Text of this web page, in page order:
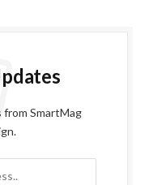
SmartMag